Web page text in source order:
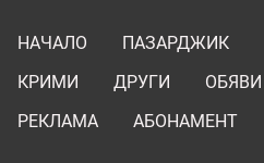
НАЧАЛО ПАЗАРДЖИК
КРИМИ
ДРУГИ ОБЯВИ
РЕКЛАМА
АБОНАМЕНТ